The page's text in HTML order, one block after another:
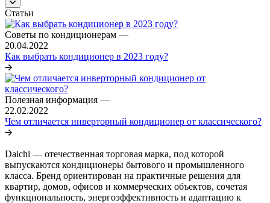
Статьи
Советы по кондиционерам —
20.04.2022
Как выбрать кондиционер в 2023 году?
Полезная информация —
22.02.2022
Чем отличается инверторный кондиционер от классического?
Daichi — отечественная торговая марка, под которой
выпускаются кондиционеры бытового и промышленного
класса. Бренд ориентирован на практичные решения для
квартир, домов, офисов и коммерческих объектов, сочетая
функциональность, энергоэффективность и адаптацию к